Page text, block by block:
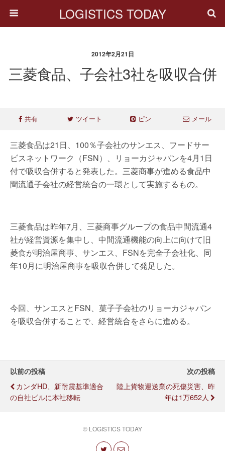
LOGISTICS TODAY
2012年2月21日
三菱食品、子会社3社を吸収合併
共有 ツイート ピン メール
三菱食品は21日、100％子会社のサンエス、フードサー
ビスネットワーク（FSN）、リョーカジャパンを4月1日
付で吸収合併すると発表した。三菱商事が進める食品中
間流通子会社の経営統合の一環として実施するもの。
三菱食品は昨年7月、三菱商事グループの食品中間流通4
社が経営資源を集中し、中間流通機能の向上に向けて旧
菱食が明治屋商事、サンエス、FSNを完全子会社化、同
年10月に明治屋商事を吸収合併して発足した。
今回、サンエスとFSN、菓子子会社のリョーカジャパン
を吸収合併することで、経営統合をさらに進める。
以前の投稿
カンダHD、新耐震基準適合
の自社ビルに本社移転
次の投稿
陸上貨物運送業の死傷災害、昨
年は1万652人
© LOGISTICS TODAY